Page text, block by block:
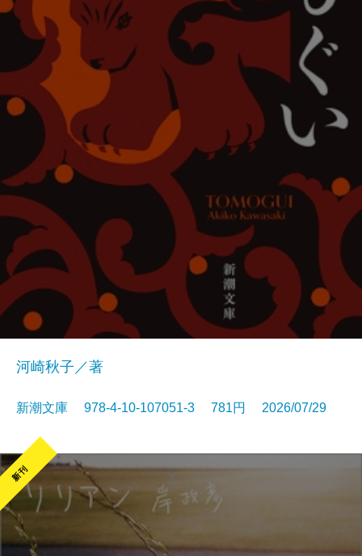
河崎秋子／著
新潮文庫 978-4-10-107051-3 781円 2026/07/29
新刊